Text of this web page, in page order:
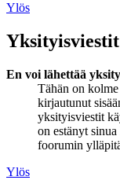
Ylös
Yksityisviestit
En voi lähettää
Tähän on
kirjautunut
yksityisviestit
on estänyt
foorumin
Ylös